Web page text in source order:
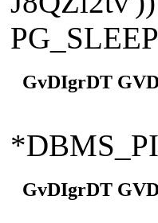
GvDIgrDT
GvDIgrDT